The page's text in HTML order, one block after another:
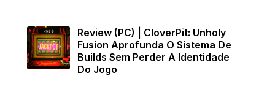
Review (PC) | CloverPit: Unholy
Fusion Aprofunda O Sistema De
Builds Sem Perder A Identidade
Do Jogo